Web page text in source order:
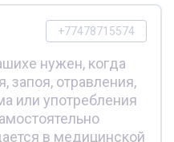
+77478715574
нужен, когда
запоя, отравления,
или употребления
в медицинской